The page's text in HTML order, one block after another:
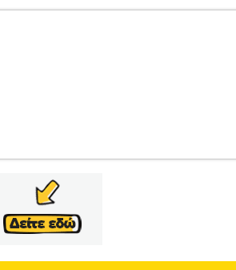
ΖΑΚΕΤΕΣ-ΜΠΟΥΦΑΝ Αντιανεμικό
ανοιχτό πράσινο καθώς και στο πλάι,
ένδυση στην Ιβηρική χερσόνησο και μια
την παραγωγή , το marketing και την
εταιρείες, 250 εμπορικούς